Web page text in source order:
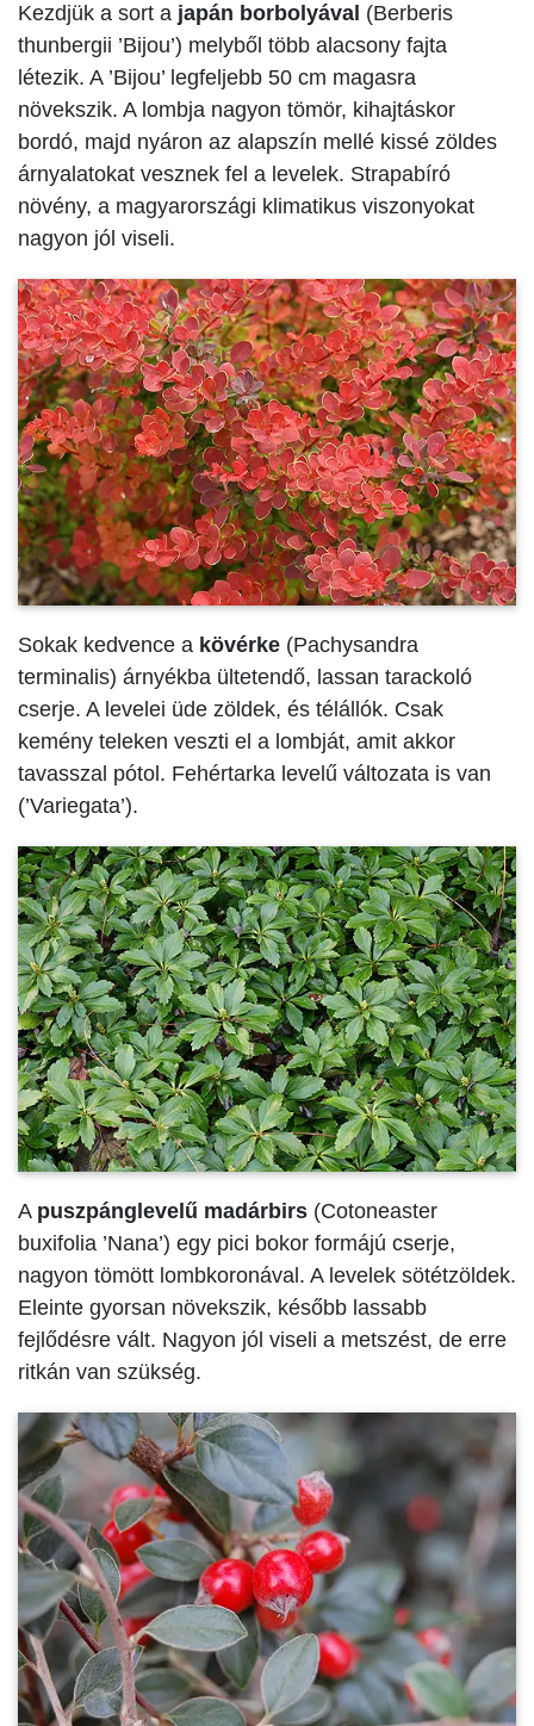
Kezdjük a sort a japán borbolyával (Berberis
thunbergii ’Bijou’) melyből több alacsony fajta
létezik. A ’Bijou’ legfeljebb 50 cm magasra
növekszik. A lombja nagyon tömör, kihajtáskor
bordó, majd nyáron az alapszín mellé kissé zöldes
árnyalatokat vesznek fel a levelek. Strapabíró
növény, a magyarországi klimatikus viszonyokat
nagyon jól viseli.
Sokak kedvence a kövérke (Pachysandra
terminalis) árnyékba ültetendő, lassan tarackoló
cserje. A levelei üde zöldek, és télállók. Csak
kemény teleken veszti el a lombját, amit akkor
tavasszal pótol. Fehértarka levelű változata is van
(’Variegata’).
A puszpánglevelű madárbirs (Cotoneaster
buxifolia ’Nana’) egy pici bokor formájú cserje,
nagyon tömött lombkoronával. A levelek sötétzöldek.
Eleinte gyorsan növekszik, később lassabb
fejlődésre vált. Nagyon jól viseli a metszést, de erre
ritkán van szükség.